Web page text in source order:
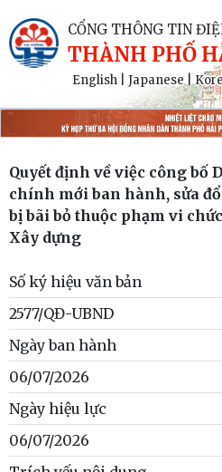
CỔNG THÔNG TIN
THÀNH PHỐ
English Japanese|
Quyết định về việc công bố
chính mới ban hành, sửa
bị bãi bỏ thuộc phạm vi
Xây dựng
Số ký hiệu văn bản
2577/QĐ-UBND
Ngày ban hành
06/07/2026
Ngày hiệu lực
06/07/2026